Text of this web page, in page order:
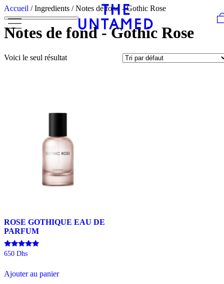
Skip to content
Accueil / Ingredients / Notes de fond - Gothic Rose
Notes de fond - Gothic Rose
Voici le seul résultat
ROSE GOTHIQUE EAU DE
PARFUM
Note
650 Dhs
Ajouter au panier